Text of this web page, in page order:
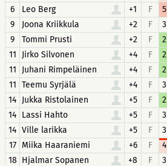
6
Leo Berg +1 F 5
9
Joona Kriikkula +2 F 3
9
Tommi Prusti +2 F 2
11
Jirko Silvonen +4 F 2
11
Juhani Rimpeläinen +4 F 2
11 Teemu Syrjälä +4 F 3
14 Jukka Ristolainen +5 F 2
14 Lassi Hahto +5 F 3
14 Ville larikka +5 F 3
17
Miika Haaraniemi +6 F 4
18 Hjalmar Sopanen +8 F 3